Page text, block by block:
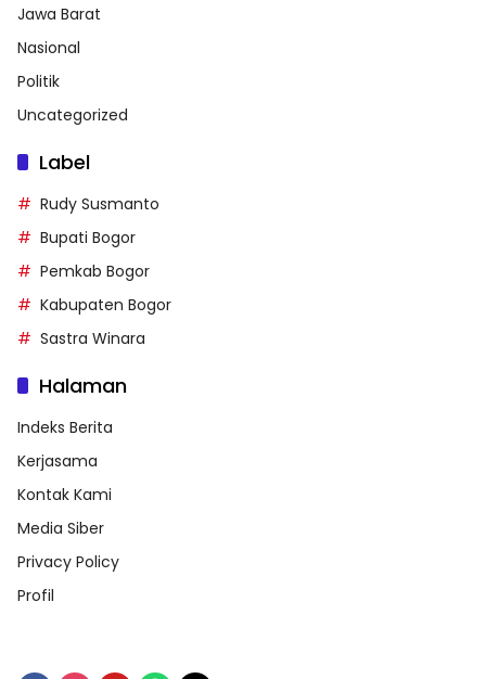
Jawa Barat
Nasional
Politik
Uncategorized
Label
Rudy Susmanto
Bupati Bogor
Pemkab Bogor
Kabupaten Bogor
Sastra Winara
Halaman
Indeks Berita
Kerjasama
Kontak Kami
Media Siber
Privacy Policy
Profil